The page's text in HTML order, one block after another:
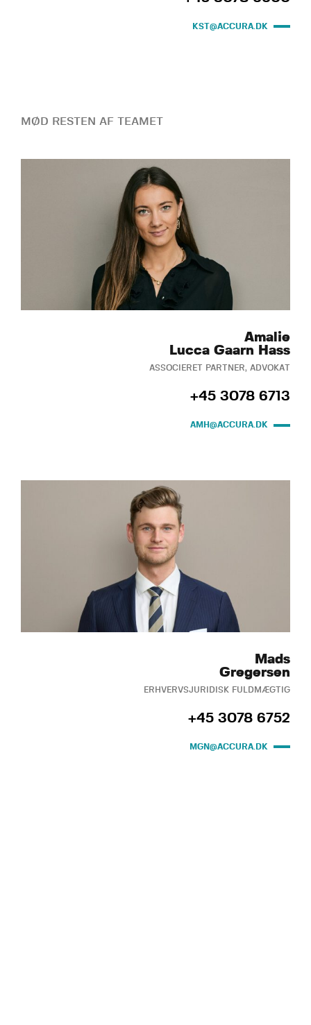
KST@ACCURA.DK
MØD RESTEN AF TEAMET
Amalie
Lucca Gaarn Hass
ASSOCIERET PARTNER, ADVOKAT
+45 3078 6713
AMH@ACCURA.DK
Mads
Gregersen
ERHVERVSJURIDISK FULDMÆGTIG
+45 3078 6752
MGN@ACCURA.DK